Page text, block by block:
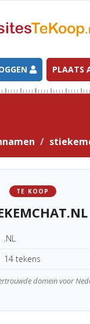
PLAATS
TE KOOP
.NL
14 tekens
domein voor